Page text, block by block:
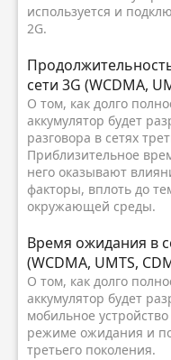
используется и
2G.
сети 3G (WCDMA,
О том, как долго
аккумулятор будет
разговора в сетях
Приблизительное
него оказывают
факторы, вплоть до
окружающей среды.
Время ожидания в
(WCDMA, UMTS,
О том, как долго
аккумулятор будет
мобильное
режиме ожидания и
третьего поколения.